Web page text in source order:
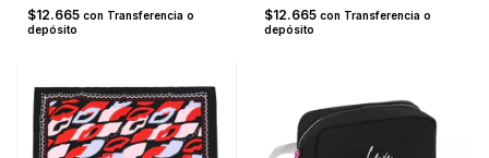
$12.665 con Transferencia o
depósito
$12.665 con Transferencia o
depósito